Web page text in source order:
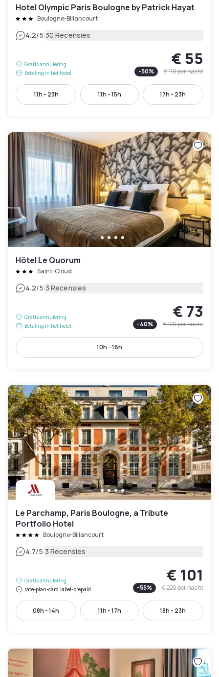
Hotel Olympic Paris Boulogne by Patrick Hayat
Boulogne-Billancourt
4.2/5|30 Recensies
Gratis annulering
Betaling in het hotel
€ 55
-50% € 110per nacht
11h - 23h 11h - 15h 17h - 23h
Hôtel Le Quorum
Saint-Cloud
4.2/5|3 Recensies
Gratis annulering
Betaling in het hotel
€ 73
-40% € 120per nacht
10h - 16h
Le Parchamp, Paris Boulogne, a Tribute
Portfolio Hotel
Boulogne-Billancourt
4.7/5|3 Recensies
Gratis annulering
rate-plan-card.label-prepaid
€ 101
-55% € 220per nacht
08h - 14h 11h - 17h 18h - 23h